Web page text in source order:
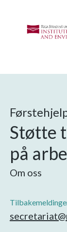
Støtte
på
Om oss